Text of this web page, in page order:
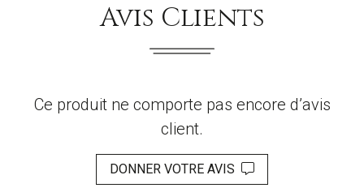
Avis Clients
Ce produit ne comporte pas encore d’avis
client.
DONNER VOTRE AVIS